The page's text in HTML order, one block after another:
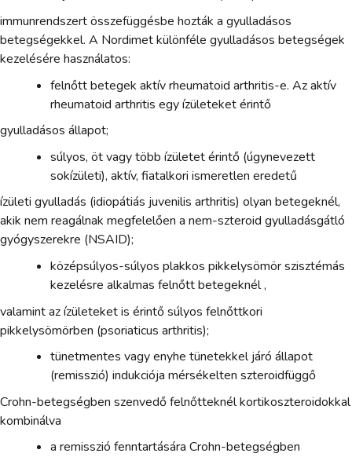
immunrendszert összefüggésbe hozták a gyulladásos
betegségekkel. A Nordimet különféle gyulladásos betegségek
kezelésére használatos:
felnőtt betegek aktív rheumatoid arthritis-e. Az aktív
rheumatoid arthritis egy ízületeket érintő
gyulladásos állapot;
súlyos, öt vagy több ízületet érintő (úgynevezett
sokízületi), aktív, fiatalkori ismeretlen eredetű
ízületi gyulladás (idiopátiás juvenilis arthritis) olyan betegeknél,
akik nem reagálnak megfelelően a nem-szteroid gyulladásgátló
gyógyszerekre (NSAID);
középsúlyos-súlyos plakkos pikkelysömör szisztémás
kezelésre alkalmas felnőtt betegeknél ,
valamint az ízületeket is érintő súlyos felnőttkori
pikkelysömörben (psoriaticus arthritis);
tünetmentes vagy enyhe tünetekkel járó állapot
(remisszió) indukciója mérsékelten szteroidfüggő
Crohn-betegségben szenvedő felnőtteknél kortikoszteroidokkal
kombinálva
a remisszió fenntartására Crohn-betegségben